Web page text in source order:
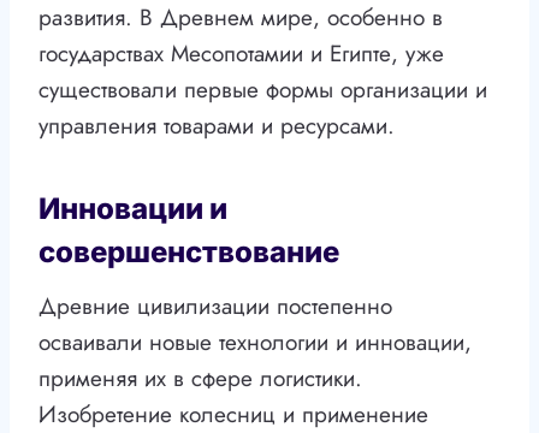
развития. В Древнем мире, особенно в
государствах Месопотамии и Египте, уже
существовали первые формы организации и
управления товарами и ресурсами.
Инновации и
совершенствование
Древние цивилизации постепенно
осваивали новые технологии и инновации,
применяя их в сфере логистики.
Изобретение колесниц и применение